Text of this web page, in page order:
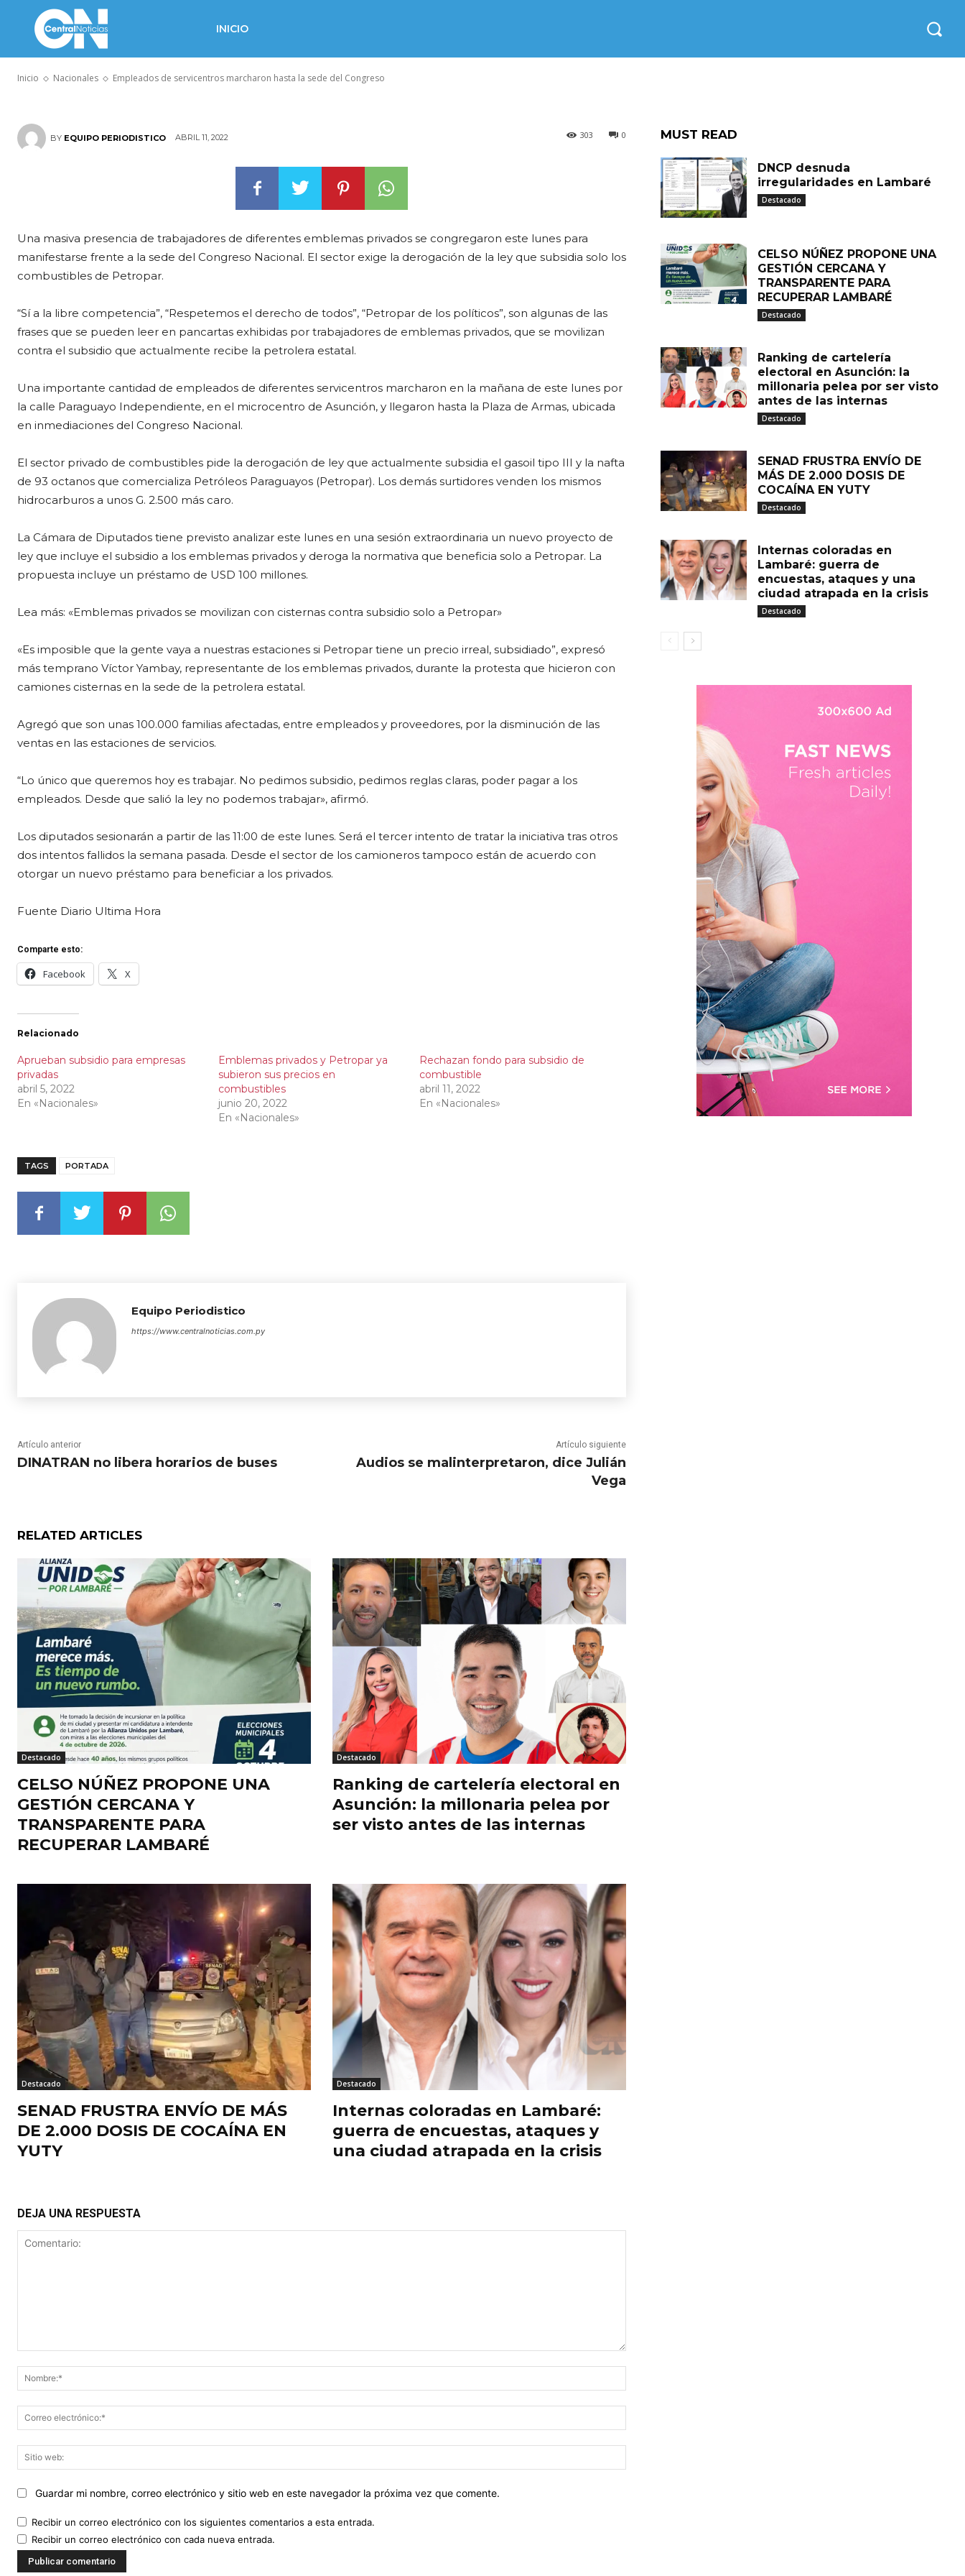
INICIO
Inicio Nacionales Empleados de servicentros marcharon hasta la sede del Congreso
Congreso
BY EQUIPO PERIODISTICO ABRIL 11, 2022 0
303
Una masiva presencia de trabajadores de diferentes emblemas privados se congregaron este lunes para
manifestarse frente a la sede del Congreso Nacional. El sector exige la derogación de la ley que subsidia solo los
combustibles de Petropar.
“Sí a la libre competencia”, “Respetemos el derecho de todos”, “Petropar de los políticos”, son algunas de las
frases que se pueden leer en pancartas exhibidas por trabajadores de emblemas privados, que se movilizan
contra el subsidio que actualmente recibe la petrolera estatal.
Una importante cantidad de empleados de diferentes servicentros marcharon en la mañana de este lunes por
la calle Paraguayo Independiente, en el microcentro de Asunción, y llegaron hasta la Plaza de Armas, ubicada
en inmediaciones del Congreso Nacional.
El sector privado de combustibles pide la derogación de ley que actualmente subsidia el gasoil tipo III y la nafta
de 93 octanos que comercializa Petróleos Paraguayos (Petropar). Los demás surtidores venden los mismos
hidrocarburos a unos G. 2.500 más caro.
La Cámara de Diputados tiene previsto analizar este lunes en una sesión extraordinaria un nuevo proyecto de
ley que incluye el subsidio a los emblemas privados y deroga la normativa que beneficia solo a Petropar. La
propuesta incluye un préstamo de USD 100 millones.
Lea más: «Emblemas privados se movilizan con cisternas contra subsidio solo a Petropar»
«Es imposible que la gente vaya a nuestras estaciones si Petropar tiene un precio irreal, subsidiado”, expresó
más temprano Víctor Yambay, representante de los emblemas privados, durante la protesta que hicieron con
camiones cisternas en la sede de la petrolera estatal.
Agregó que son unas 100.000 familias afectadas, entre empleados y proveedores, por la disminución de las
ventas en las estaciones de servicios.
“Lo único que queremos hoy es trabajar. No pedimos subsidio, pedimos reglas claras, poder pagar a los
empleados. Desde que salió la ley no podemos trabajar», afirmó.
Los diputados sesionarán a partir de las 11:00 de este lunes. Será el tercer intento de tratar la iniciativa tras otros
dos intentos fallidos la semana pasada. Desde el sector de los camioneros tampoco están de acuerdo con
otorgar un nuevo préstamo para beneficiar a los privados.
Fuente Diario Ultima Hora
Comparte esto:
Facebook X
Relacionado
Aprueban subsidio para empresas
privadas
abril 5, 2022
En «Nacionales»
Emblemas privados y Petropar ya
subieron sus precios en
combustibles
junio 20, 2022
En «Nacionales»
Rechazan fondo para subsidio de
combustible
abril 11, 2022
En «Nacionales»
TAGS PORTADA
Equipo Periodistico
https://www.centralnoticias.com.py
Artículo anterior
DINATRAN no libera horarios de buses
Artículo siguiente
Audios se malinterpretaron, dice Julián
Vega
RELATED ARTICLES
Destacado
CELSO NÚÑEZ PROPONE UNA
GESTIÓN CERCANA Y
TRANSPARENTE PARA
RECUPERAR LAMBARÉ
Destacado
Ranking de cartelería electoral en
Asunción: la millonaria pelea por
ser visto antes de las internas
Destacado
SENAD FRUSTRA ENVÍO DE MÁS
DE 2.000 DOSIS DE COCAÍNA EN
YUTY
Destacado
Internas coloradas en Lambaré:
guerra de encuestas, ataques y
una ciudad atrapada en la crisis
DEJA UNA RESPUESTA
electrónico:*
web:
Guardar mi nombre, correo electrónico y sitio web en este navegador la próxima vez que comente.
Recibir un correo electrónico con los siguientes comentarios a esta entrada.
Recibir un correo electrónico con cada nueva entrada.
MUST READ
DNCP desnuda
irregularidades en Lambaré
Destacado
CELSO NÚÑEZ PROPONE UNA
GESTIÓN CERCANA Y
TRANSPARENTE PARA
RECUPERAR LAMBARÉ
Destacado
Ranking de cartelería
electoral en Asunción: la
millonaria pelea por ser visto
antes de las internas
Destacado
SENAD FRUSTRA ENVÍO DE
MÁS DE 2.000 DOSIS DE
COCAÍNA EN YUTY
Destacado
Internas coloradas en
Lambaré: guerra de
encuestas, ataques y una
ciudad atrapada en la crisis
Destacado